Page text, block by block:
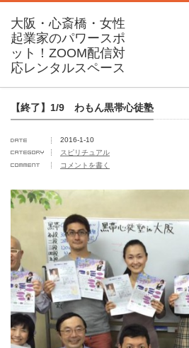
【終了】1/9 わもん黒帯心徒塾
2016-1-10
スピリチュアル
コメントを書く